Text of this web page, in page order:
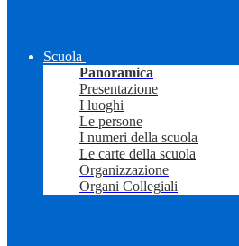
Scuola
Panoramica
Presentazione
I luoghi
Le persone
I numeri della scuola
Le carte della scuola
Organizzazione
Organi Collegiali